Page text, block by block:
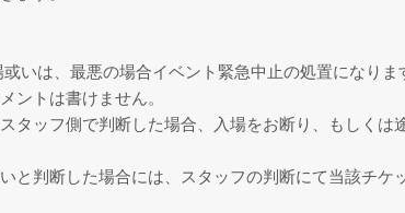
いは、最悪の場合イベント緊急中止の処置になりま
ントは書けません。
タッフ側で判断した場合、入場をお断り、もしくは
と判断した場合には、スタッフの判断にて当該チケ